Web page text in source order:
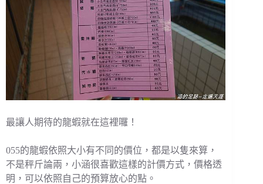
最讓人期待的龍蝦就在這裡囉！
055的龍蝦依照大小有不同的價位，都是以隻來算，
不是秤斤論兩，小涵很喜歡這樣的計價方式，價格透
明，可以依照自己的預算放心的點。